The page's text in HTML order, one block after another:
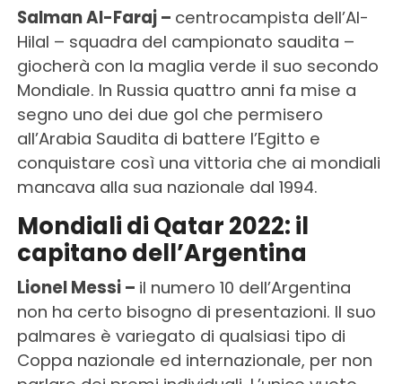
Salman Al-Faraj – centrocampista dell’Al-
Hilal – squadra del campionato saudita –
giocherà con la maglia verde il suo secondo
Mondiale. In Russia quattro anni fa mise a
segno uno dei due gol che permisero
all’Arabia Saudita di battere l’Egitto e
conquistare così una vittoria che ai mondiali
mancava alla sua nazionale dal 1994.
Mondiali di Qatar 2022: il
capitano dell’Argentina
Lionel Messi – il numero 10 dell’Argentina
non ha certo bisogno di presentazioni. Il suo
palmares è variegato di qualsiasi tipo di
Coppa nazionale ed internazionale, per non